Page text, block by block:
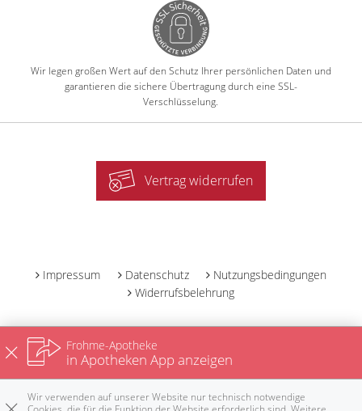
Wir legen großen Wert auf den Schutz Ihrer persönlichen Daten und
garantieren die sichere Übertragung durch eine SSL-
Verschlüsselung.
Vertrag widerrufen
Impressum Datenschutz
Nutzungsbedingungen
Widerrufsbelehrung
Frohme-Apotheke
in Apotheken App anzeigen
Wir verwenden auf unserer Website nur technisch notwendige